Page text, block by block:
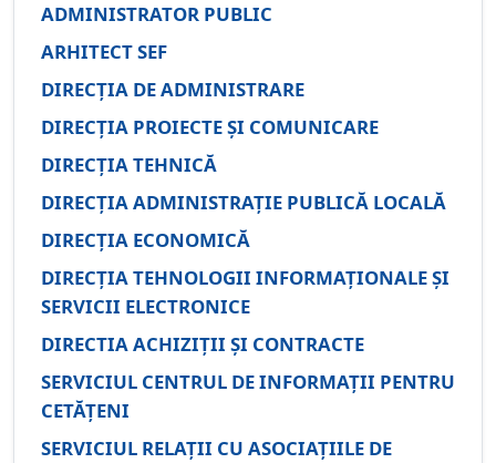
ADMINISTRATOR PUBLIC
ARHITECT SEF
DIRECȚIA DE ADMINISTRARE
DIRECȚIA PROIECTE ȘI COMUNICARE
DIRECȚIA TEHNICĂ
DIRECȚIA ADMINISTRAȚIE PUBLICĂ LOCALĂ
DIRECȚIA ECONOMICĂ
DIRECȚIA TEHNOLOGII INFORMAȚIONALE ȘI
SERVICII ELECTRONICE
DIRECTIA ACHIZIȚII ȘI CONTRACTE
SERVICIUL CENTRUL DE INFORMAȚII PENTRU
CETĂȚENI
SERVICIUL RELAȚII CU ASOCIAȚIILE DE